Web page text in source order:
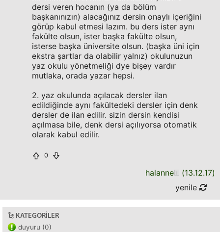
dersi veren hocanın (ya da bölüm
başkanınızın) alacağınız dersin onaylı içeriğini
görüp kabul etmesi lazım. bu ders ister aynı
fakülte olsun, ister başka fakülte olsun,
isterse başka üniversite olsun. (başka üni için
ekstra şartlar da olabilir yalnız) okulunuzun
yaz okulu yönetmeliği dye bişey vardır
mutlaka, orada yazar hepsi.
2. yaz okulunda açılacak dersler ilan
edildiğinde aynı fakültedeki dersler için denk
dersler de ilan edilir. sizin dersin kendisi
açılmasa bile, denk dersi açılıyorsa otomatik
olarak kabul edilir.
0
halanne (13.12.17)
yenile
KATEGORILER
duyuru (0)